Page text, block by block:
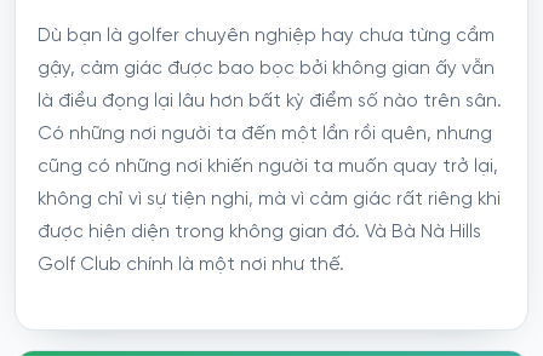
Dù bạn là golfer chuyên nghiệp hay chưa từng cầm
gậy, cảm giác được bao bọc bởi không gian ấy vẫn
là điều đọng lại lâu hơn bất kỳ điểm số nào trên sân.
Có những nơi người ta đến một lần rồi quên, nhưng
cũng có những nơi khiến người ta muốn quay trở lại,
không chỉ vì sự tiện nghi, mà vì cảm giác rất riêng khi
được hiện diện trong không gian đó. Và Bà Nà Hills
Golf Club chính là một nơi như thế.